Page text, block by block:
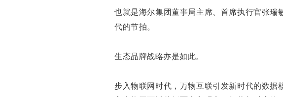
也就是海尔集团董事局主席、首席执行官张
代的节拍。
生态品牌战略亦是如此。
步入物联网时代，万物互联引发新时代的数